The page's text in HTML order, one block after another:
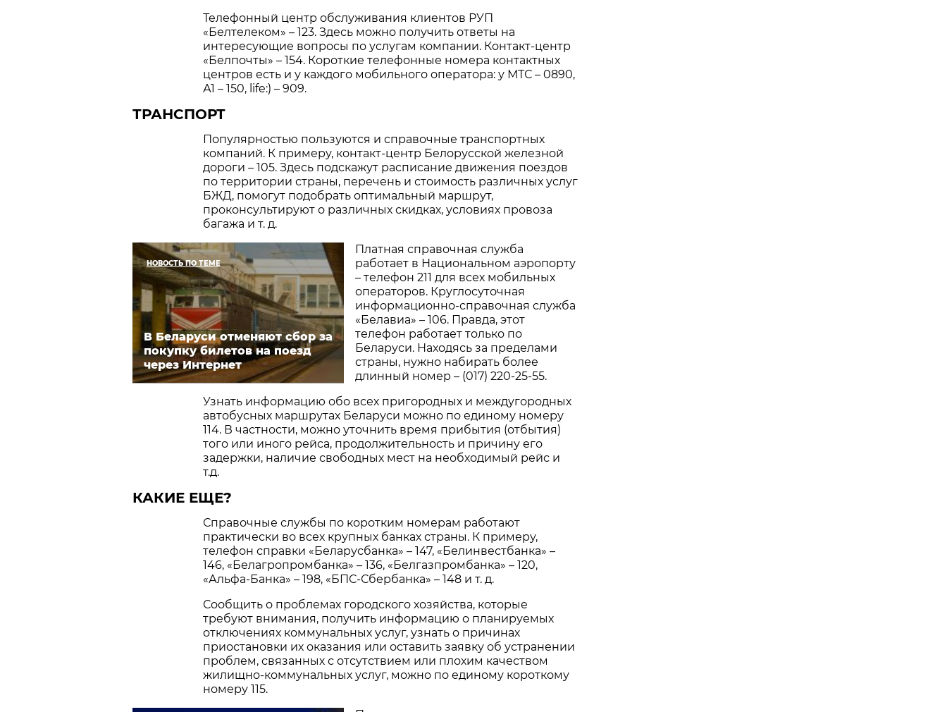
Телефонный центр обслуживания клиентов РУП
«Белтелеком» – 123. Здесь можно получить ответы на
интересующие вопросы по услугам компании. Контакт-центр
«Белпочты» – 154. Короткие телефонные номера контактных
центров есть и у каждого мобильного оператора: у МТС – 0890,
А1 – 150, life:) – 909.
ТРАНСПОРТ
Популярностью пользуются и справочные транспортных
компаний. К примеру, контакт-центр Белорусской железной
дороги – 105. Здесь подскажут расписание движения поездов
по территории страны, перечень и стоимость различных услуг
БЖД, помогут подобрать оптимальный маршрут,
проконсультируют о различных скидках, условиях провоза
багажа и т. д.
НОВОСТЬ ПО ТЕМЕ
В Беларуси отменяют сбор за
покупку билетов на поезд
через Интернет
Платная справочная служба
работает в Национальном аэропорту
– телефон 211 для всех мобильных
операторов. Круглосуточная
информационно-справочная служба
«Белавиа» – 106. Правда, этот
телефон работает только по
Беларуси. Находясь за пределами
страны, нужно набирать более
длинный номер – (017) 220-25-55.
Узнать информацию обо всех пригородных и междугородных
автобусных маршрутах Беларуси можно по единому номеру
114. В частности, можно уточнить время прибытия (отбытия)
того или иного рейса, продолжительность и причину его
задержки, наличие свободных мест на необходимый рейс и
т.д.
КАКИЕ ЕЩЕ?
Справочные службы по коротким номерам работают
практически во всех крупных банках страны. К примеру,
телефон справки «Беларусбанка» – 147, «Белинвестбанка» –
146, «Белагропромбанка» – 136, «Белгазпромбанка» – 120,
«Альфа-Банка» – 198, «БПС-Сбербанка» – 148 и т. д.
Сообщить о проблемах городского хозяйства, которые
требуют внимания, получить информацию о планируемых
отключениях коммунальных услуг, узнать о причинах
приостановки их оказания или оставить заявку об устранении
проблем, связанных с отсутствием или плохим качеством
жилищно-коммунальных услуг, можно по единому короткому
номеру 115.